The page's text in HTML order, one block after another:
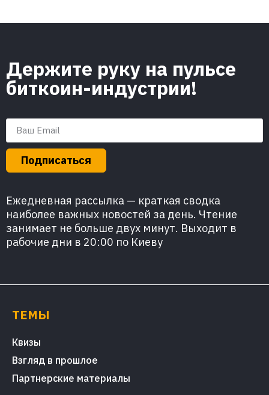
Держите руку на пульсе
биткоин-индустрии!
Подписаться
Ежедневная рассылка — краткая сводка
наиболее важных новостей за день. Чтение
занимает не больше двух минут. Выходит в
рабочие дни в 20:00 по Киеву
ТЕМЫ
Квизы
Взгляд в прошлое
Партнерские материалы